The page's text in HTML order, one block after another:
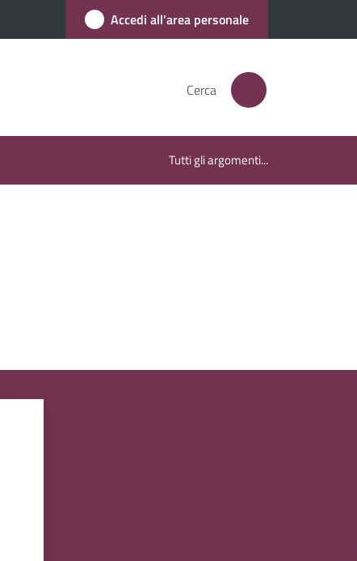
Accedi all'area personale
Cerca
Tutti gli argomenti...